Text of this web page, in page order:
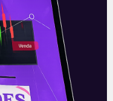
após
se no